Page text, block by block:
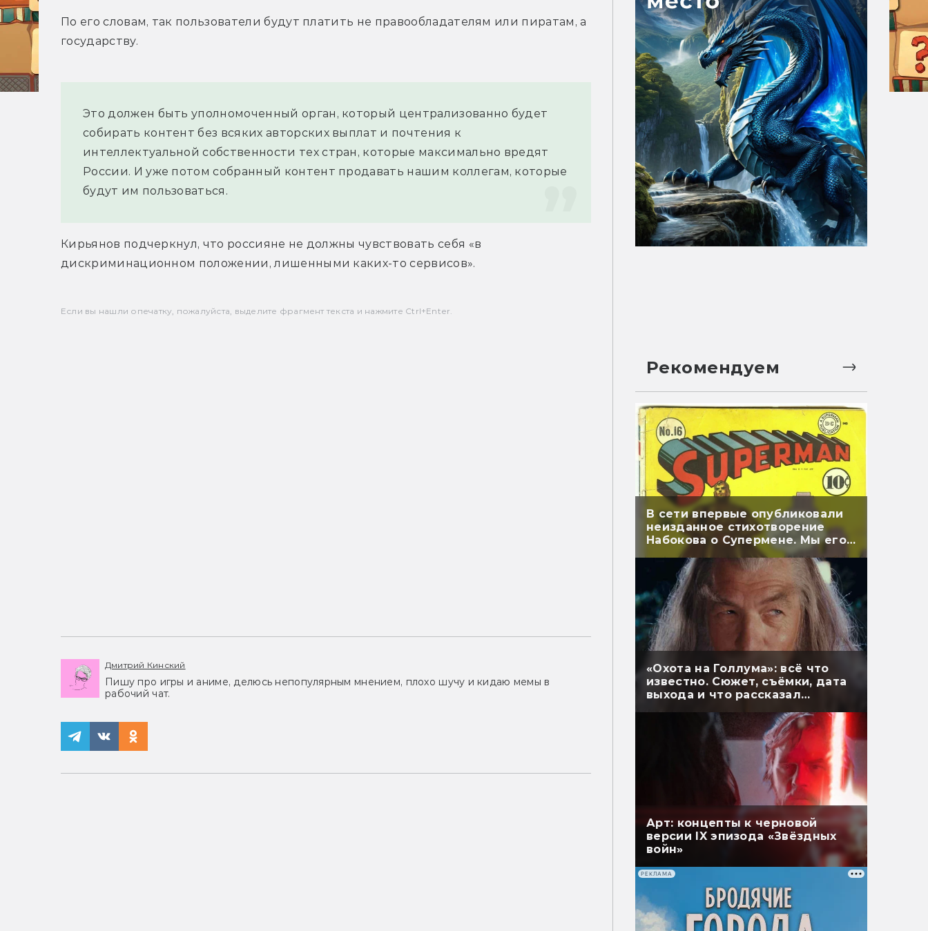
По его словам, так пользователи будут платить не правообладателям или пиратам, а
государству.
Это должен быть уполномоченный орган, который централизованно будет
собирать контент без всяких авторских выплат и почтения к
интеллектуальной собственности тех стран, которые максимально вредят
России. И уже потом собранный контент продавать нашим коллегам, которые
будут им пользоваться.
Кирьянов подчеркнул, что россияне не должны чувствовать себя «в
дискриминационном положении, лишенными каких-то сервисов».
Если вы нашли опечатку, пожалуйста, выделите фрагмент текста и нажмите Ctrl+Enter.
Дмитрий Кинский
Пишу про игры и аниме, делюсь непопулярным мнением, плохо шучу и кидаю мемы в
рабочий чат.
Рекомендуем
В сети впервые опубликовали
неизданное стихотворение
Набокова о Супермене. Мы его
перевели
«Охота на Голлума»: всё что
известно. Сюжет, съёмки, дата
выхода и что рассказал
Арт: концепты к черновой
версии IX эпизода «Звёздных
войн»
РЕКЛАМА